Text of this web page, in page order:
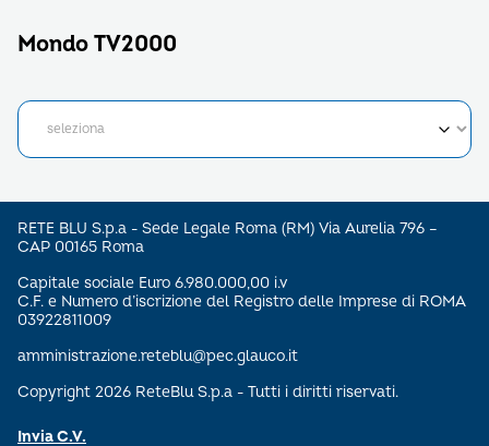
Mondo TV2000
RETE BLU S.p.a - Sede Legale Roma (RM) Via Aurelia 796 –
CAP 00165 Roma
Capitale sociale Euro 6.980.000,00 i.v
C.F. e Numero d’iscrizione del Registro delle Imprese di ROMA
03922811009
amministrazione.reteblu@pec.glauco.it
Copyright 2026 ReteBlu S.p.a - Tutti i diritti riservati.
Invia C.V.